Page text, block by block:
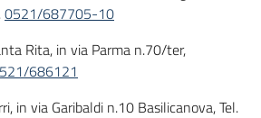
0521/687705-10
Rita, in via Parma n.70/ter,
686121
in via Garibaldi n.10 Basilicanova, Tel.